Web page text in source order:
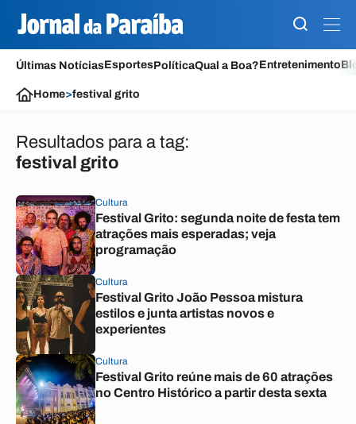
Últimas NotíciasEsportesPolíticaQual a Boa?Entretenimento
Home>festival grito
Resultados para a tag:
festival grito
Cultura
Festival Grito: segunda noite de festa tem
atrações mais esperadas; veja
programação
Cultura
Festival Grito João Pessoa mistura
estilos e junta artistas novos e
experientes
Cultura
Festival Grito reúne mais de 60 atrações
no Centro Histórico a partir desta sexta